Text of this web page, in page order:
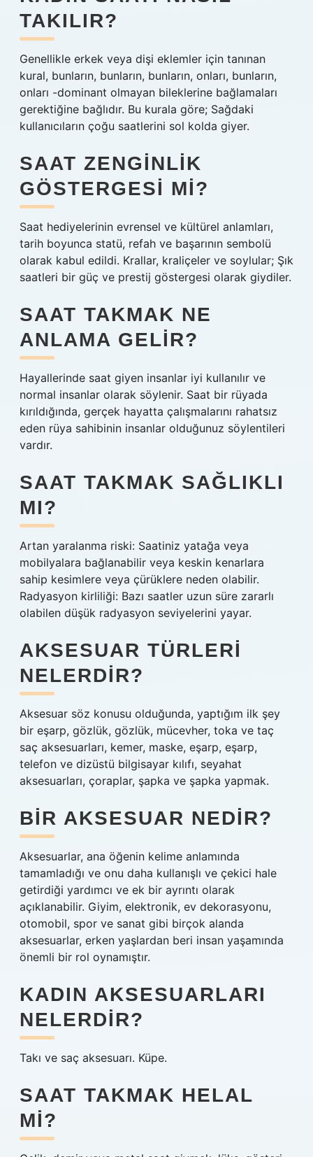
TAKILIR?
Genellikle erkek veya dişi eklemler için tanınan
kural, bunların, bunların, bunların, onları, bunların,
onları -dominant olmayan bileklerine bağlamaları
gerektiğine bağlıdır. Bu kurala göre; Sağdaki
kullanıcıların çoğu saatlerini sol kolda giyer.
SAAT ZENGINLIK
GÖSTERGESI MI?
Saat hediyelerinin evrensel ve kültürel anlamları,
tarih boyunca statü, refah ve başarının sembolü
olarak kabul edildi. Krallar, kraliçeler ve soylular; Şık
saatleri bir güç ve prestij göstergesi olarak giydiler.
SAAT TAKMAK NE
ANLAMA GELIR?
Hayallerinde saat giyen insanlar iyi kullanılır ve
normal insanlar olarak söylenir. Saat bir rüyada
kırıldığında, gerçek hayatta çalışmalarını rahatsız
eden rüya sahibinin insanlar olduğunuz söylentileri
vardır.
SAAT TAKMAK SAĞLIKLI
MI?
Artan yaralanma riski: Saatiniz yatağa veya
mobilyalara bağlanabilir veya keskin kenarlara
sahip kesimlere veya çürüklere neden olabilir.
Radyasyon kirliliği: Bazı saatler uzun süre zararlı
olabilen düşük radyasyon seviyelerini yayar.
AKSESUAR TÜRLERI
NELERDIR?
Aksesuar söz konusu olduğunda, yaptığım ilk şey
bir eşarp, gözlük, gözlük, mücevher, toka ve taç
saç aksesuarları, kemer, maske, eşarp, eşarp,
telefon ve dizüstü bilgisayar kılıfı, seyahat
aksesuarları, çoraplar, şapka ve şapka yapmak.
BIR AKSESUAR NEDIR?
Aksesuarlar, ana öğenin kelime anlamında
tamamladığı ve onu daha kullanışlı ve çekici hale
getirdiği yardımcı ve ek bir ayrıntı olarak
açıklanabilir. Giyim, elektronik, ev dekorasyonu,
otomobil, spor ve sanat gibi birçok alanda
aksesuarlar, erken yaşlardan beri insan yaşamında
önemli bir rol oynamıştır.
KADIN AKSESUARLARI
NELERDIR?
Takı ve saç aksesuarı. Küpe.
SAAT TAKMAK HELAL
MI?